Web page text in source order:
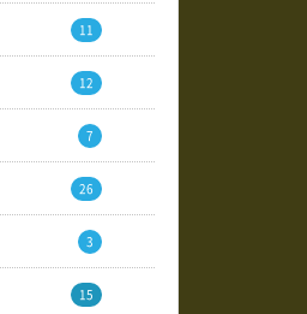
11
12
7
26
3
15